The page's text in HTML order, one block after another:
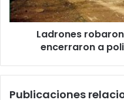
Ladrones
encerraron a
Publicaciones